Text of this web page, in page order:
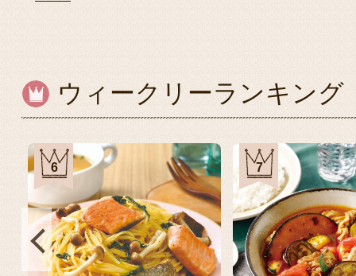
ウィークリーランキング
6 7